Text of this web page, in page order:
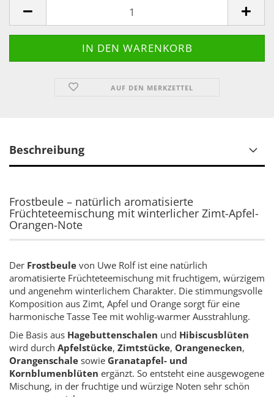
AUF DEN MERKZETTEL
Beschreibung
Frostbeule – natürlich aromatisierte
Früchteteemischung mit winterlicher Zimt-Apfel-
Orangen-Note
Der Frostbeule von Uwe Rolf ist eine natürlich
aromatisierte Früchteteemischung mit fruchtigem, würzigem
und angenehm winterlichem Charakter. Die stimmungsvolle
Komposition aus Zimt, Apfel und Orange sorgt für eine
harmonische Tasse Tee mit wohlig-warmer Ausstrahlung.
Die Basis aus Hagebuttenschalen und Hibiscusblüten
wird durch Apfelstücke, Zimtstücke, Orangenecken,
Orangenschale sowie Granatapfel- und
Kornblumenblüten ergänzt. So entsteht eine ausgewogene
Mischung, in der fruchtige und würzige Noten sehr schön